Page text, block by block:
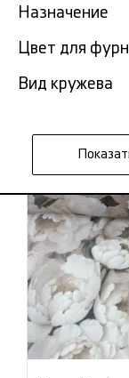
Назначение
Цвет для
Вид кружева